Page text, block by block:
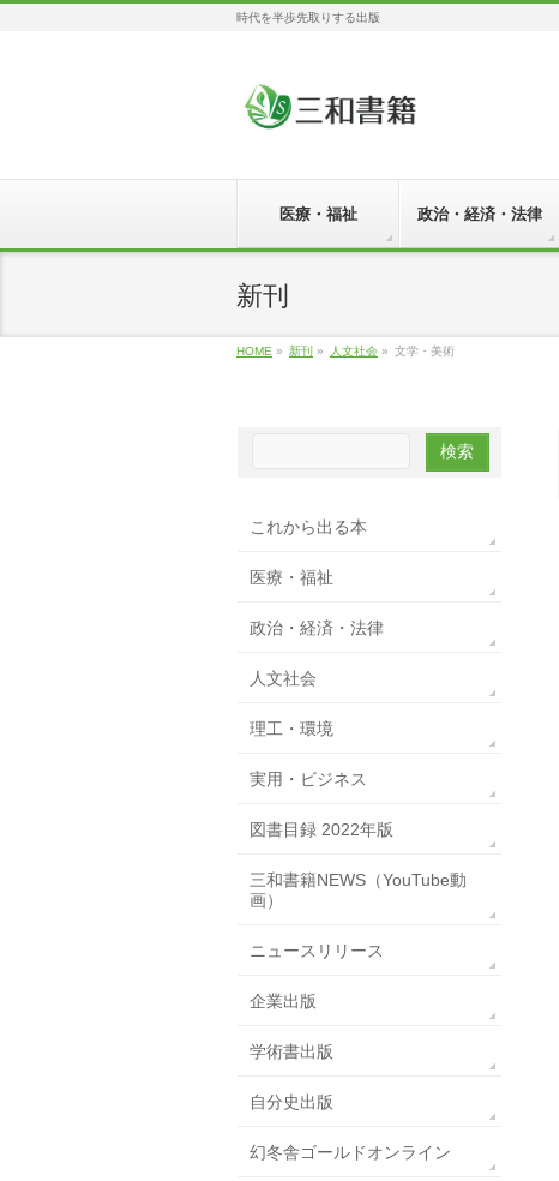
時代を半歩先取りする出版
医療・福祉 政治・経済・法律
新刊
HOME » 新刊 » 人文社会 » 文学・美術
これから出る本
医療・福祉
政治・経済・法律
人文社会
理工・環境
実用・ビジネス
図書目録 2022年版
三和書籍NEWS（YouTube動
画）
ニュースリリース
企業出版
学術書出版
自分史出版
幻冬舎ゴールドオンライン